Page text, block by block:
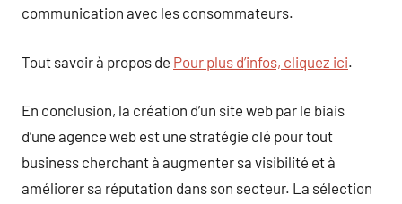
communication avec les consommateurs.
Tout savoir à propos de Pour plus d’infos, cliquez ici.
En conclusion, la création d’un site web par le biais
d’une agence web est une stratégie clé pour tout
business cherchant à augmenter sa visibilité et à
améliorer sa réputation dans son secteur. La sélection